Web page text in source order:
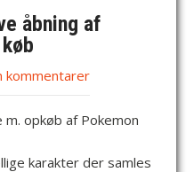
åbning af
kommentarer
opkøb af Pokemon
karakter der samles